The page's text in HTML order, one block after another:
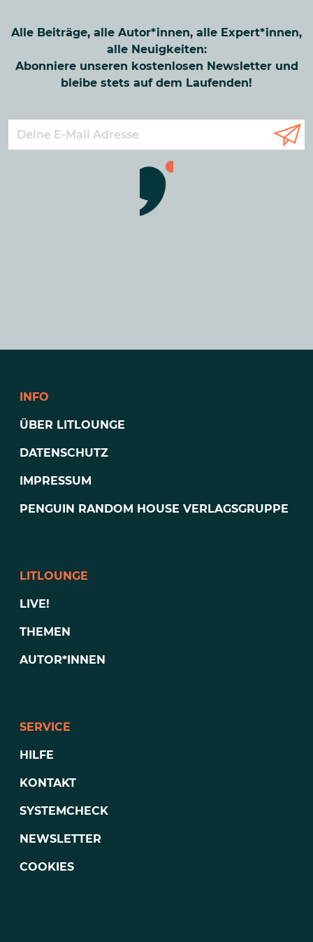
Alle Beiträge, alle Autor*innen, alle Expert*innen,
alle Neuigkeiten:
Abonniere unseren kostenlosen Newsletter und
bleibe stets auf dem Laufenden!
INFO
ÜBER LITLOUNGE
DATENSCHUTZ
IMPRESSUM
PENGUIN RANDOM HOUSE VERLAGSGRUPPE
LITLOUNGE
LIVE!
THEMEN
AUTOR*INNEN
SERVICE
HILFE
KONTAKT
SYSTEMCHECK
NEWSLETTER
COOKIES